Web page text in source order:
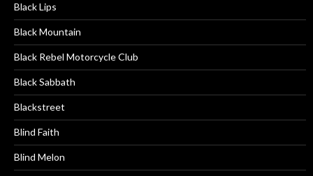
Black Lips
Black Mountain
Black Rebel Motorcycle Club
Black Sabbath
Blackstreet
Blind Faith
Blind Melon